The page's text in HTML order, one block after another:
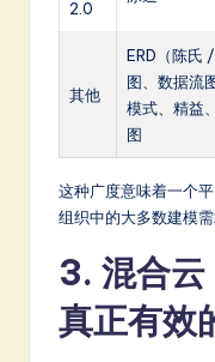
2.0
其他
ERD（陈氏
图、数据流
模式、精益
图
这种广度意味着一个
组织中的大多数建模
3. 混合云
真正有效